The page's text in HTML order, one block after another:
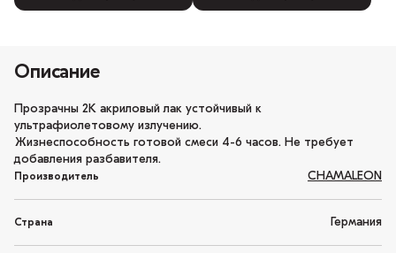
Описание
Прозрачны 2К акриловый лак устойчивый к
ультрафиолетовому излучению.
Жизнеспособность готовой смеси 4-6 часов. Не требует
добавления разбавителя.
Производитель CHAMALEON
Страна Германия